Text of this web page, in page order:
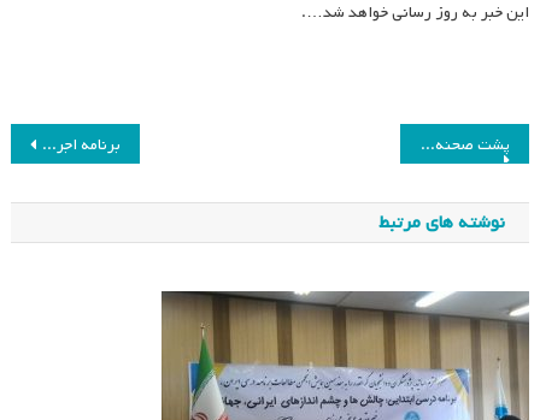
این خبر به روز رسانی خواهد شد….
راهبری
نوشته
برنامه اجرایی روز دوم همایش پشت صحنه همایش هفدهم انجمن مطالعات برنامه درسی ایران
نوشته های مرتبط